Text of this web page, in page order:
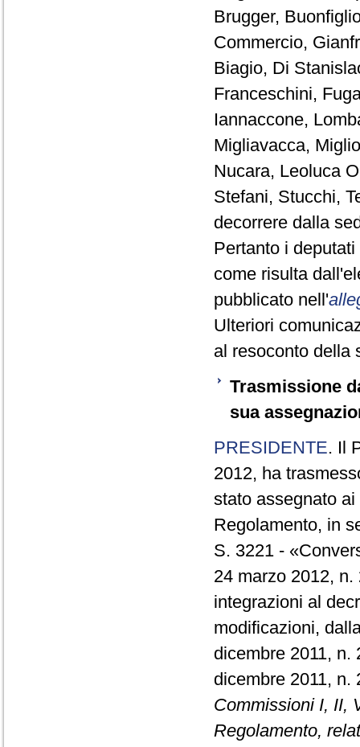
Brugger,
Commercio,
Biagio, Di
Franceschini,
Iannaccone,
Migliavacca,
Nucara, Leoluca
Stefani, Stucchi,
decorrere dalla
Pertanto i
come risulta
pubblicato nell'
Ulteriori
al resoconto della
Trasmissione
sua
PRESIDENTE. Il
2012, ha
stato assegnato
Regolamento, in
S. 3221 -
24 marzo 2012,
integrazioni al
modificazioni,
dicembre 2011,
dicembre 2011, n.
Commissioni I, II,
Regolamento,